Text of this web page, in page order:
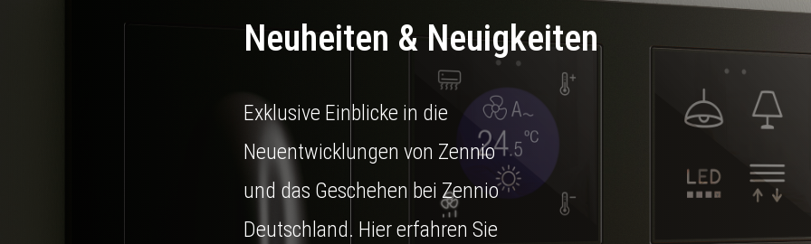
Neuheiten & Neuigkeiten
Exklusive Einblicke in die
Neuentwicklungen von Zennio
und das Geschehen bei Zennio
Deutschland. Hier erfahren Sie